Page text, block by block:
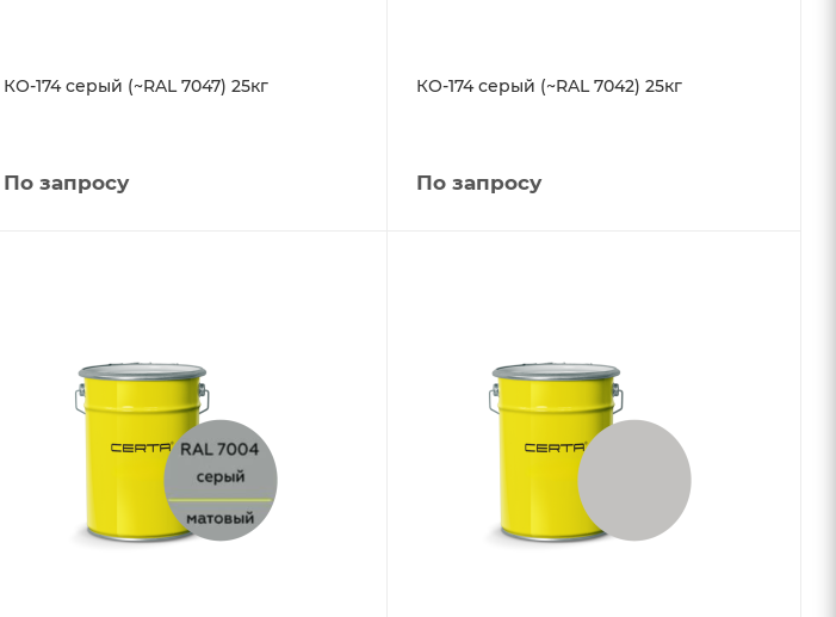
КО-174 серый (~RAL 7047) 25кг
По запросу
КО-174 серый (~RAL 7042) 25кг
По запросу